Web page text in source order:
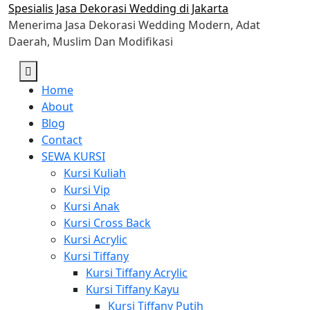
Skip
to
content
Spesialis Jasa Dekorasi Wedding di Jakarta
Menerima Jasa Dekorasi Wedding Modern, Adat
Daerah, Muslim Dan Modifikasi
Home
About
Blog
Contact
SEWA KURSI
Kursi Kuliah
Kursi Vip
Kursi Anak
Kursi Cross Back
Kursi Acrylic
Kursi Tiffany
Kursi Tiffany Acrylic
Kursi Tiffany Kayu
Kursi Tiffany Putih